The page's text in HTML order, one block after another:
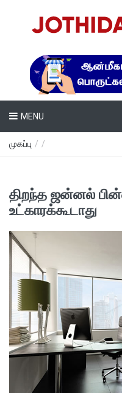
MENU
முகப்பு / /
திறந்த ஜன்னல்
உட்காரக்கூடாது